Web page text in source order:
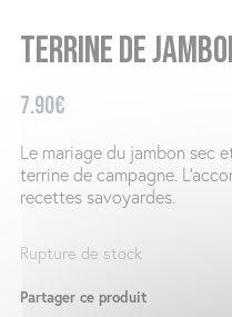
Terrine de
7.90€
Le mariage du jambon sec
terrine de campagne.
recettes savoyardes.
Rupture de stock
Partager ce produit